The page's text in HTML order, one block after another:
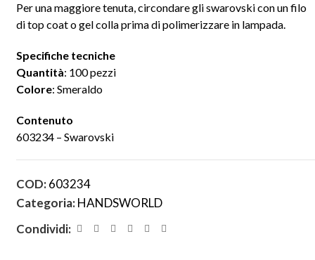
Per una maggiore tenuta, circondare gli swarovski con un filo
di top coat o gel colla prima di polimerizzare in lampada.
Specifiche tecniche
Quantità: 100 pezzi
Colore: Smeraldo
Contenuto
603234 – Swarovski
COD:603234
Categoria:HANDSWORLD
Condividi: